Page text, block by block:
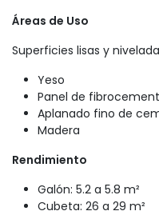
Áreas de Uso
Superficies lisas y
Yeso
Panel de
Aplanado fino de
Madera
Rendimiento
Galón: 5.2 a 5.8 m²
Cubeta: 26 a 29 m²